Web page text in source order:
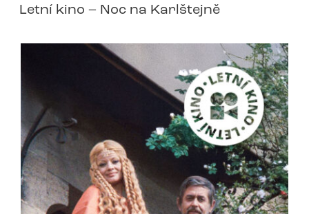
Letní kino – Noc na Karlštejně